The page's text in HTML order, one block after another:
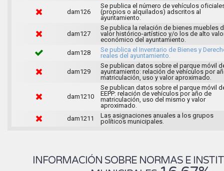
dam126
Se publica el número de vehículos
(propios o alquilados) adscritos al
ayuntamiento.
dam127
Se publica la relación de bienes muebles
valor histórico-artístico y/o los de alto
económico del ayuntamiento.
dam128
Se publica el Inventario de Bienes y
reales del ayuntamiento.
dam129
Se publican datos sobre el parque móvil
ayuntamiento: relación de vehículos por
matriculación, uso y valor aproximado.
dam1210
Se publican datos sobre el parque móvil
EEPP: relación de vehículos por año de
matriculación, uso del mismo y valor
aproximado.
dam1211
Las asignaciones anuales a los grupos
políticos municipales.
INFORMACIÓN SOBRE NORMAS E